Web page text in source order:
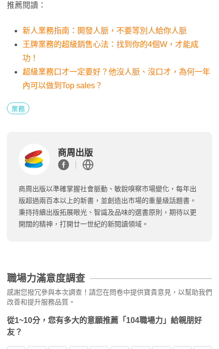
推薦閱讀：
新人業務指南：開發人脈，不要等別人給你人脈
王牌業務的超級銷售心法：找到你的4個W，才能成
功！
超級業務口才一定要好？他沒人脈、沒口才，為何一年
內可以做到Top sales？
業務
商周出版
商周出版以準確掌握社會脈動、敏銳嗅察市場變化，每年出
版超過兩百本以上的新書，並創造出市場的重量級話題書。
秉持持續出版拓展眼光、智識及品味的選書原則，期待以更
開闊的精神，打開廿一世紀的新閱讀領域。
職場力滿意度調查
感謝您撥冗參與本次調查！請您在問卷中提供寶貴意見，以幫助我們
改善和提升服務品質。
從1~10分，您有多大的意願推薦「104職場力」給親朋好
友？